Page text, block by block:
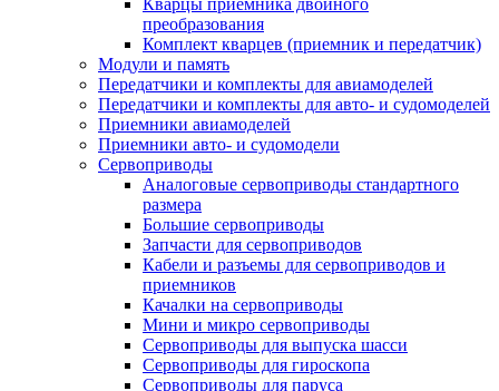
Кварцы приемника двойного
преобразования
Комплект кварцев (приемник и передатчик)
Модули и память
Передатчики и комплекты для авиамоделей
Передатчики и комплекты для авто- и судомоделей
Приемники авиамоделей
Приемники авто- и судомодели
Сервоприводы
Аналоговые сервоприводы стандартного
размера
Большие сервоприводы
Запчасти для сервоприводов
Кабели и разъемы для сервоприводов и
приемников
Качалки на сервоприводы
Мини и микро сервоприводы
Сервоприводы для выпуска шасси
Сервоприводы для гироскопа
Сервоприводы для паруса